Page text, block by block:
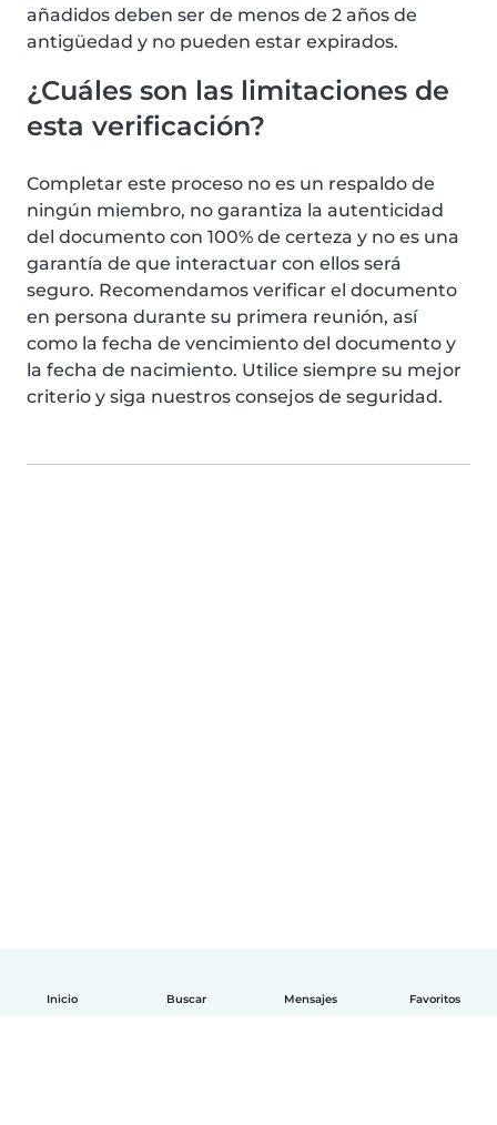
Inicio Buscar Mensajes Favoritos
añadidos deben ser de menos de 2 años de
antigüedad y no pueden estar expirados.
¿Cuáles son las limitaciones de
esta verificación?
Completar este proceso no es un respaldo de
ningún miembro, no garantiza la autenticidad
del documento con 100% de certeza y no es una
garantía de que interactuar con ellos será
seguro. Recomendamos verificar el documento
en persona durante su primera reunión, así
como la fecha de vencimiento del documento y
la fecha de nacimiento. Utilice siempre su mejor
criterio y siga nuestros consejos de seguridad.